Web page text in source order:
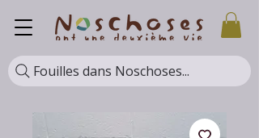
Fouilles dans Noschoses...